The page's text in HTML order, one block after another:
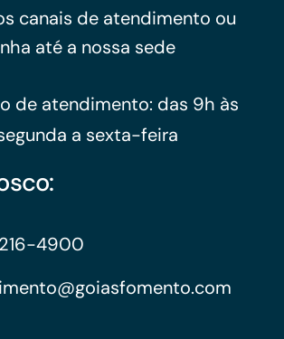
canais de atendimento ou
até a nossa sede
de atendimento: das 9h às
a sexta-feira
4900